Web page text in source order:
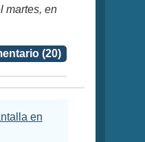
martes, en
(20)
en